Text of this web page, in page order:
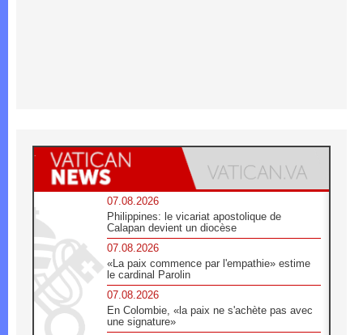
07.08.2026
Philippines: le vicariat apostolique de
Calapan devient un diocèse
07.08.2026
«La paix commence par l'empathie» estime
le cardinal Parolin
07.08.2026
En Colombie, «la paix ne s'achète pas avec
une signature»